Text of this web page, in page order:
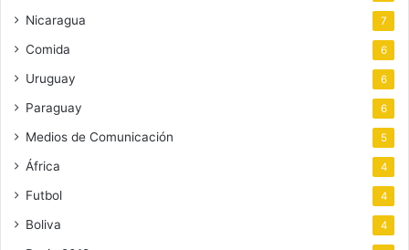
Nicaragua 7
Comida 6
Uruguay 6
Paraguay 6
Medios de Comunicación 5
África 4
Futbol 4
Boliva 4